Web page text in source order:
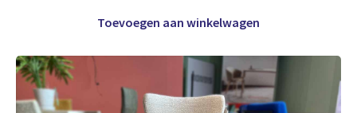
Toevoegen aan winkelwagen